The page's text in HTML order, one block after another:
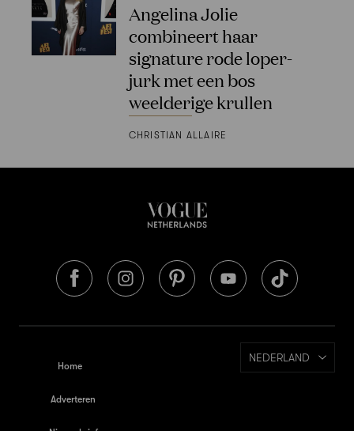
Angelina Jolie
combineert haar
signature rode loper-
jurk met een bos
weelderige krullen
CHRISTIAN ALLAIRE
Home
Adverteren
NEDERLAND